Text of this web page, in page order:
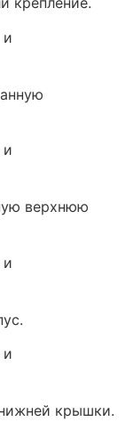
верхнюю
крышки.